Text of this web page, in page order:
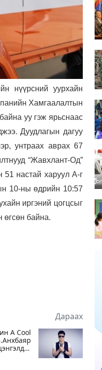
нүүрсний уурхайн
Хамгаалалтын
уу гэж ярьснаас
Дуудлагын дагуу
унтраах аврах 67
“Жавхлант-Од”
51 настай харуул А-г
10-ны өдрийн 10:57
иргэний цогцсыг
өгсөн байна.
Дараах
A Cool